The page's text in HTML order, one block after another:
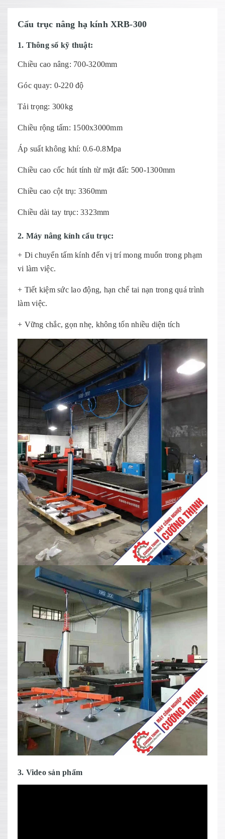
Cẩu trục nâng hạ kính XRB-300
1. Thông số kỹ thuật:
Chiều cao nâng: 700-3200mm
Góc quay: 0-220 độ
Tải trọng: 300kg
Chiều rộng tấm: 1500x3000mm
Áp suất không khí: 0.6-0.8Mpa
Chiều cao cốc hút tính từ mặt đất: 500-1300mm
Chiều cao cột trụ: ​3360mm
Chiều dài tay trục: 3323mm
2. Máy nâng kính cẩu trục:
+ Di chuyển tấm kính đến vị trí mong muốn trong phạm
vi làm việc.
+ Tiết kiệm sức lao động, hạn chế tai nạn trong quá trình
làm việc.
+ Vững chắc, gọn nhẹ, không tốn nhiều diện tích
3. Video sản phẩm